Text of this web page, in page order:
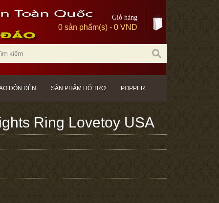
Giỏ hàng
0 sản phẩm(s) - 0 VND
ĐÔN DÊN SẢN PHẨM HỖ TRỢ POPPER
Ring Lovetoy USA